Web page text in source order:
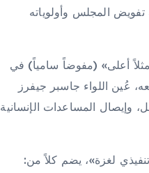
تفويض المجلس وأولوياته
أعلى» (مفوضاً سامياً) في
عُين اللواء جاسبر جيفرز
وإيصال المساعدات الإنسانية
لغزة»، يضم كلاً من: